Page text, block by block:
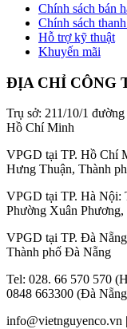
Chính sách bán
Chính sách
Hỗ trợ kỹ thuật
Khuyến mãi
ĐỊA CHỈ CÔNG
Trụ sở: 211/10/1
Hồ Chí Minh
VPGD tại TP. Hồ Chí
Hưng Thuận, Thành
VPGD tại TP. Hà Nội:
Phường Xuân
VPGD tại TP. Đà
Thành phố Đà Nẵng
Tel: 028. 66 570 570
0848 663300 (Đà
info@vietnguyenco.vn |